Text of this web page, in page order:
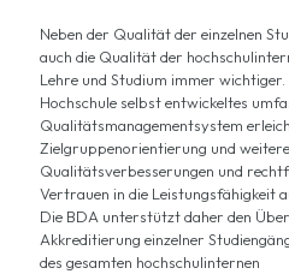
Neben der Qualität der einzelnen
auch die Qualität der
Lehre und Studium immer wichtiger.
Hochschule selbst entwickeltes
Qualitätsmanagementsystem
Zielgruppenorientierung und weitere
Qualitätsverbesserungen und
Vertrauen in die Leistungsfähigkeit
Die BDA unterstützt daher den
Akkreditierung einzelner
des gesamten hochschulinternen